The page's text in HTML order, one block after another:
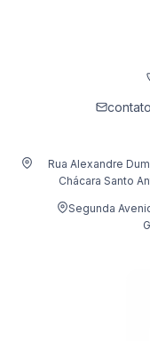
Rua Alexandre
Chácara Santo
Segunda